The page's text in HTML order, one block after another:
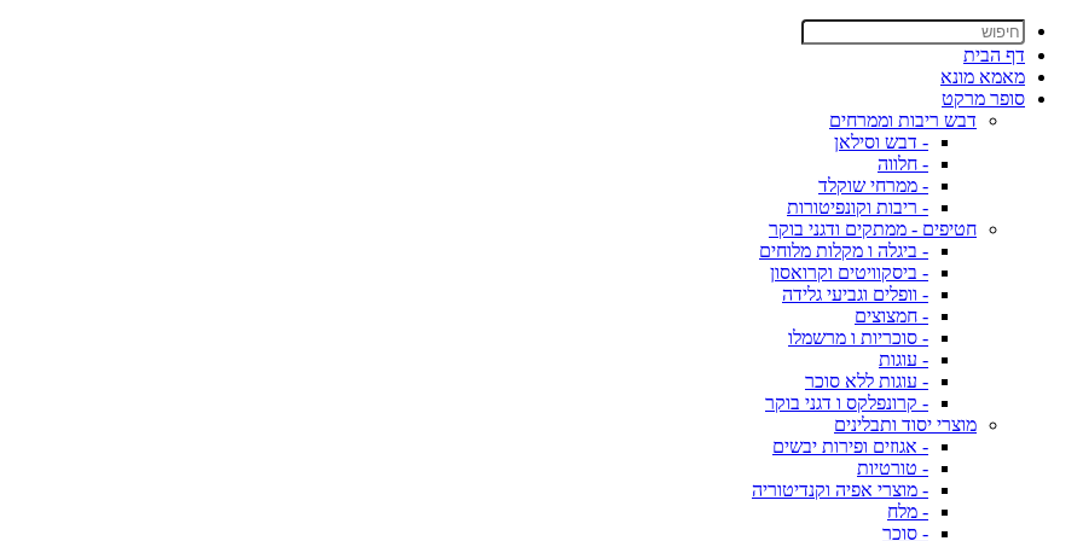
דף הבית
מאמא מונא
סופר מרקט
דבש ריבות וממרחים
- דבש וסילאן
- חלווה
- ממרחי שוקלד
- ריבות וקונפיטורות
חטיפים - ממתקים ודגני בוקר
- ביגלה ו מקלות מלוחים
- ביסקוויטים וקרואסון
- וופלים וגביעי גלידה
- חמצוצים
- סוכריות ו מרשמלו
- עוגות
- עוגות ללא סוכר
- קרונפלקס ו דגני בוקר
מוצרי יסוד ותבלינים
- אגוזים ופירות יבשים
- טורטיות
- מוצרי אפיה וקנדיטוריה
- מלח
- סוכר